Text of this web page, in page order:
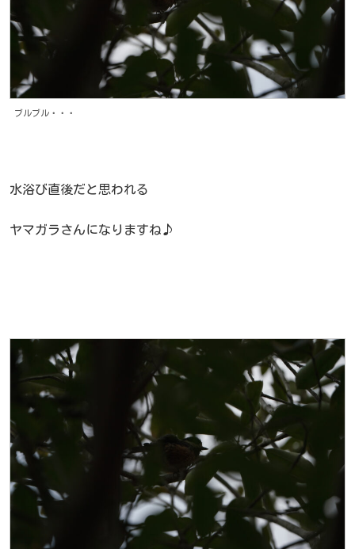
ブルブル・・・
水浴び直後だと思われる
ヤマガラさんになりますね♪